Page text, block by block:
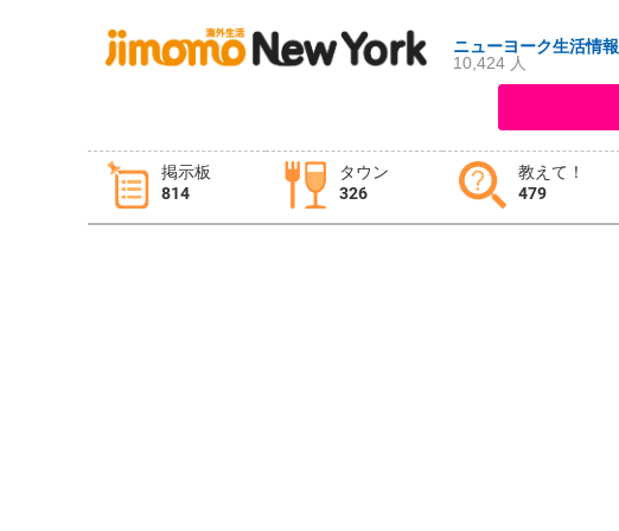
ニューヨーク生活情報
10,424 人
掲示板
814
タウン
326
教えて！
479
タウン情報